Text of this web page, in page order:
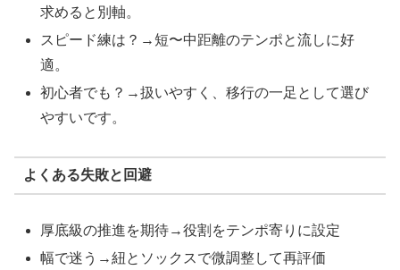
求めると別軸。
スピード練は？→短〜中距離のテンポと流しに好
適。
初心者でも？→扱いやすく、移行の一足として選び
やすいです。
よくある失敗と回避
厚底級の推進を期待→役割をテンポ寄りに設定
幅で迷う→紐とソックスで微調整して再評価